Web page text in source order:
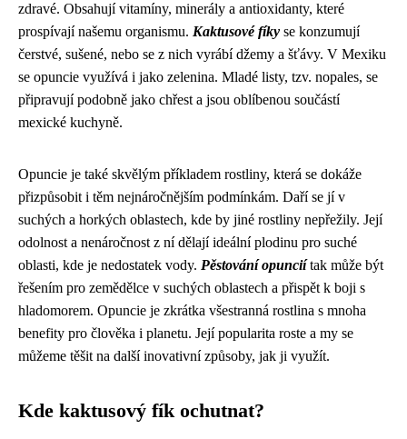
zdravé. Obsahují vitamíny, minerály a antioxidanty, které
prospívají našemu organismu. Kaktusové fíky se konzumují
čerstvé, sušené, nebo se z nich vyrábí džemy a šťávy. V Mexiku
se opuncie využívá i jako zelenina. Mladé listy, tzv. nopales, se
připravují podobně jako chřest a jsou oblíbenou součástí
mexické kuchyně.
Opuncie je také skvělým příkladem rostliny, která se dokáže
přizpůsobit i těm nejnáročnějším podmínkám. Daří se jí v
suchých a horkých oblastech, kde by jiné rostliny nepřežily. Její
odolnost a nenáročnost z ní dělají ideální plodinu pro suché
oblasti, kde je nedostatek vody. Pěstování opunciítak může být
řešením pro zemědělce v suchých oblastech a přispět k boji s
hladomorem. Opuncie je zkrátka všestranná rostlina s mnoha
benefity pro člověka i planetu. Její popularita roste a my se
můžeme těšit na další inovativní způsoby, jak ji využít.
Kde kaktusový fík ochutnat?